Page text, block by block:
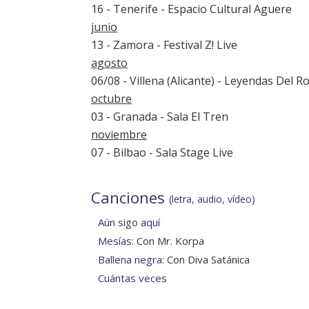
16 - Tenerife - Espacio Cultural Aguere
junio
13 - Zamora - Festival Z! Live
agosto
06/08 - Villena (Alicante) - Leyendas Del
octubre
03 - Granada - Sala El Tren
noviembre
07 - Bilbao - Sala Stage Live
Canciones (letra, audio, vídeo)
Aún sigo aquí
Mesías: Con Mr. Korpa
Ballena negra: Con Diva Satánica
Cuántas veces